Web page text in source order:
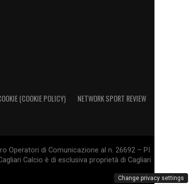
(COOKIE POLICY) NETWORK SPORT REVIEW
Operatori di Comunicazione al n. 26692 – PI
Calcio è di esclusiva proprietà di Cagliari
Change privacy settings